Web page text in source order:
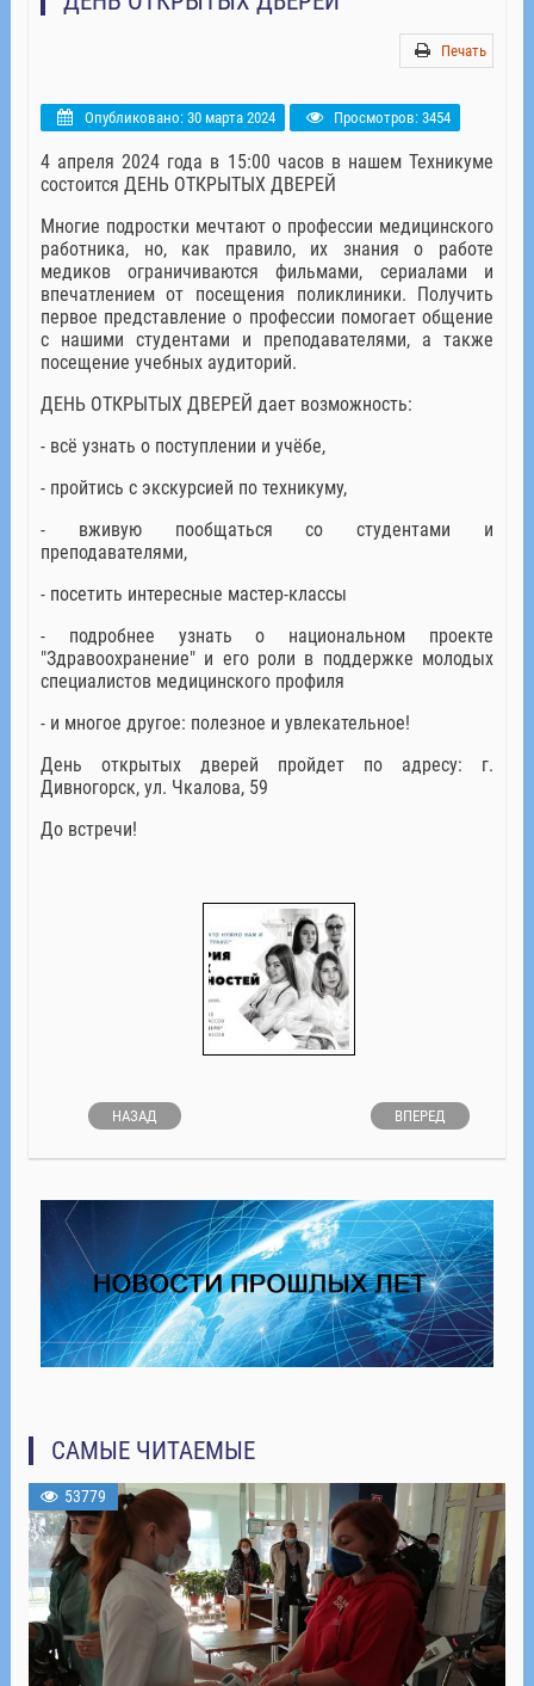
Печать
Опубликовано: 30 марта 2024 Просмотров: 3454
4 апреля 2024 года в 15:00 часов в нашем Техникуме
состоится ДЕНЬ ОТКРЫТЫХ ДВЕРЕЙ
Многие подростки мечтают о профессии медицинского
работника, но, как правило, их знания о работе
медиков ограничиваются фильмами, сериалами и
впечатлением от посещения поликлиники. Получить
первое представление о профессии помогает общение
с нашими студентами и преподавателями, а также
посещение учебных аудиторий.
ДЕНЬ ОТКРЫТЫХ ДВЕРЕЙ дает возможность:
- всё узнать о поступлении и учёбе,
- пройтись с экскурсией по техникуму,
- вживую пообщаться со студентами и
преподавателями,
- посетить интересные мастер-классы
- подробнее узнать о национальном проекте
"Здравоохранение" и его роли в поддержке молодых
специалистов медицинского профиля
- и многое другое: полезное и увлекательное!
День открытых дверей пройдет по адресу: г.
Дивногорск, ул. Чкалова, 59
До встречи!
НАЗАД ВПЕРЕД
САМЫЕ ЧИТАЕМЫЕ
53779